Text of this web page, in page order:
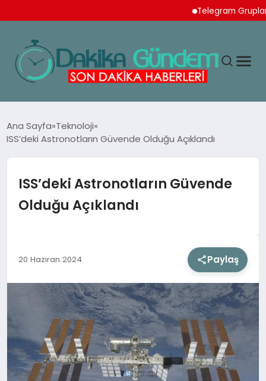
Telegram Grupları
SPOR
EKONOMI
SAĞLIK
DÜNYA
Ana Sayfa Teknoloji
ISS’deki Astronotların Güvende Olduğu Açıklandı
ISS’deki Astronotların Güvende
Olduğu Açıklandı
20 Haziran 2024 Paylaş